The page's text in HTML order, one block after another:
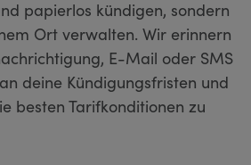
papierlos kündigen, sondern
Ort verwalten. Wir erinnern
E-Mail oder SMS
deine Kündigungsfristen und
besten Tarifkonditionen zu